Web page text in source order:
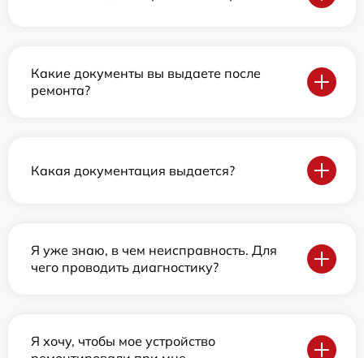
Какие документы вы выдаете после
ремонта?
Какая документация выдается?
Я уже знаю, в чем неисправность. Для
чего проводить диагностику?
Я хочу, чтобы мое устройство